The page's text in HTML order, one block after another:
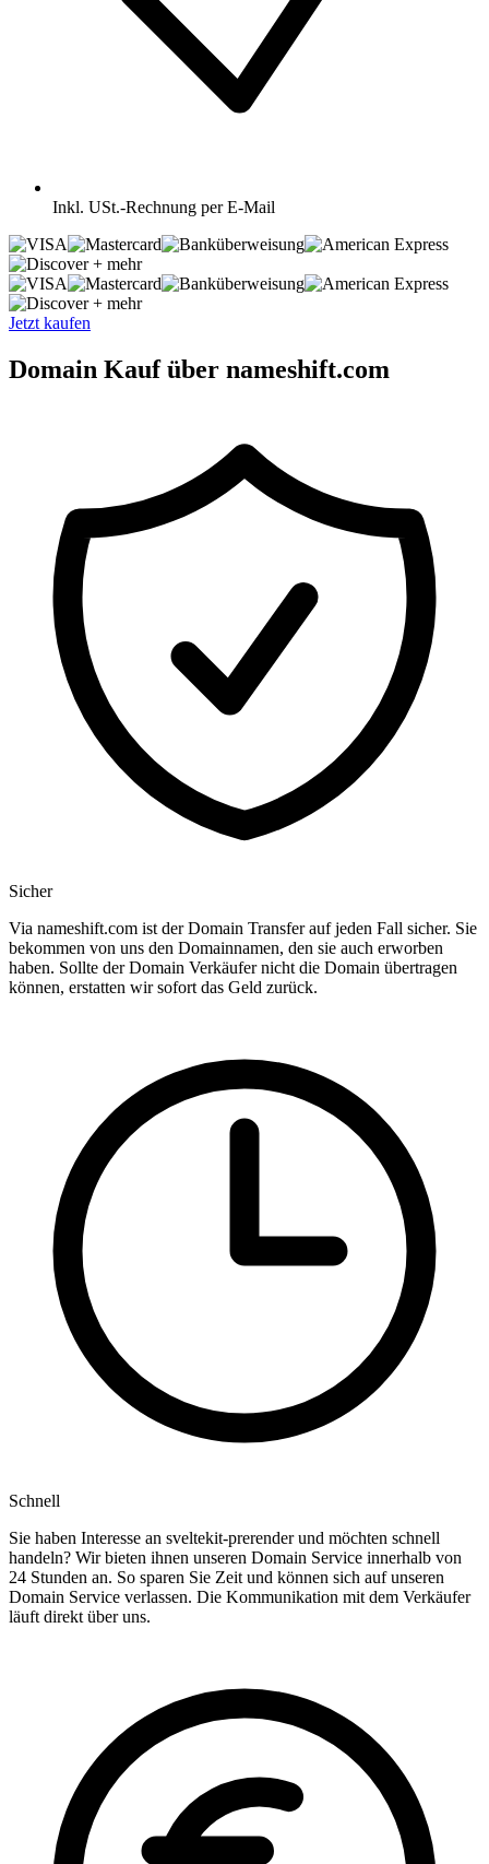
Inkl. USt.-Rechnung per E-Mail
+ mehr
+ mehr
Jetzt kaufen
Domain Kauf über nameshift.com
Sicher
Via nameshift.com ist der Domain Transfer auf jeden Fall sicher. Sie
bekommen von uns den Domainnamen, den sie auch erworben
haben. Sollte der Domain Verkäufer nicht die Domain übertragen
können, erstatten wir sofort das Geld zurück.
Schnell
Sie haben Interesse an sveltekit-prerender und möchten schnell
handeln? Wir bieten ihnen unseren Domain Service innerhalb von
24 Stunden an. So sparen Sie Zeit und können sich auf unseren
Domain Service verlassen. Die Kommunikation mit dem Verkäufer
läuft direkt über uns.